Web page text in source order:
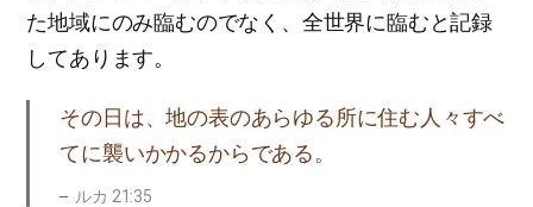
た地域にのみ臨むのでなく、全世界に臨むと記録
してあります。
その日は、地の表のあらゆる所に住む人々すべ
てに襲いかかるからである。
ルカ 21:35